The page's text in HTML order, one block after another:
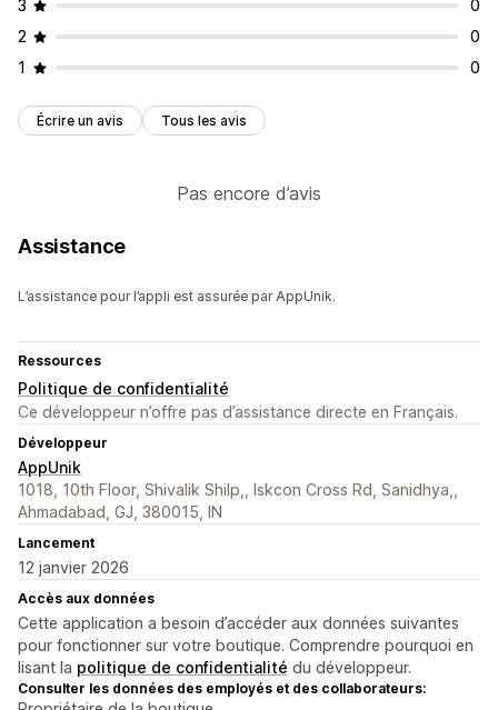
3
0
2
0
1
0
Écrire un avis Tous les avis
Pas encore d’avis
Assistance
L’assistance pour l’appli est assurée par AppUnik.
Ressources
Politique de confidentialité
Ce développeur n’offre pas d’assistance directe en Français.
Développeur
AppUnik
1018, 10th Floor, Shivalik Shilp,, Iskcon Cross Rd, Sanidhya,,
Ahmadabad, GJ, 380015, IN
Lancement
12 janvier 2026
Accès aux données
Cette application a besoin d’accéder aux données suivantes
pour fonctionner sur votre boutique. Comprendre pourquoi en
lisant la politique de confidentialité du développeur.
Consulter les données des employés et des collaborateurs: